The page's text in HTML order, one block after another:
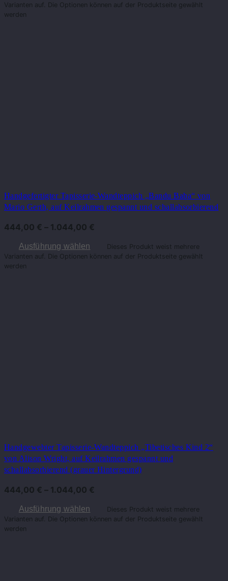
Varianten auf. Die Optionen können auf der Produktseite gewählt
werden
Handgefertigter Tapisserie-Wandteppich „Bandu Baba“ von
Mario Gerth, auf Keilrahmen gespannt und schallabsorbierend
444,00 € – 1.044,00 €
Ausführung wählen
Dieses Produkt weist mehrere
Varianten auf. Die Optionen können auf der Produktseite gewählt
werden
Handgewebter Tapisserie-Wandteppich „Tibetisches Kind 2“
von Alison Wright, auf Keilrahmen gespannt und
schallabsorbierend (grauer Hintergrund)
444,00 € – 1.044,00 €
Ausführung wählen
Dieses Produkt weist mehrere
Varianten auf. Die Optionen können auf der Produktseite gewählt
werden